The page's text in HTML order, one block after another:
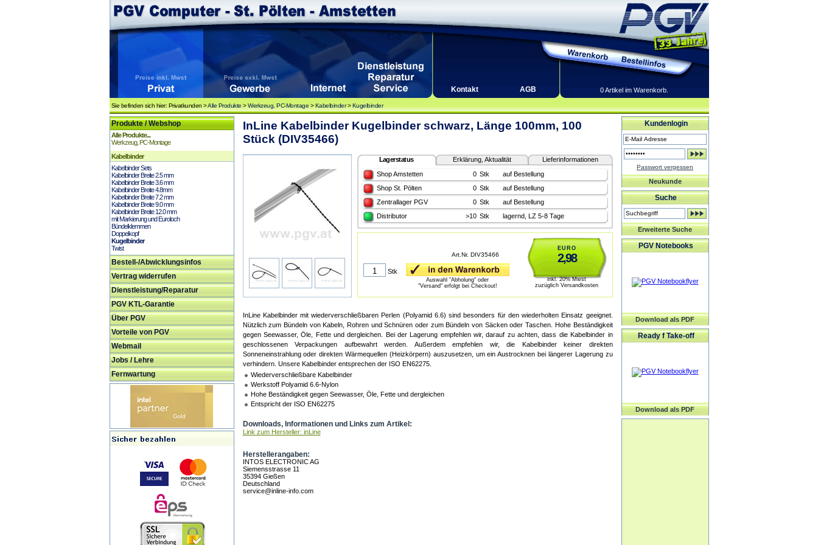
Kontakt AGB 0 Artikel im Warenkorb.
Sie befinden sich hier: Privatkunden >Alle Produkte >Werkzeug, PC-Montage >Kabelbinder>Kugelbinder
Produkte / Webshop
Alle Produkte...
Werkzeug, PC-Montage
Kabelbinder
Kabelbinder Sets
Kabelbinder Breite 2.5 mm
Kabelbinder Breite 3.6 mm
Kabelbinder Breite 4.8mm
Kabelbinder Breite 7.2 mm
Kabelbinder Breite 9.0 mm
Kabelbinder Breite 12.0 mm
mit Markierung und Euroloch
Bündelklemmen
Doppelkopf
Kugelbinder
Twist
Bestell-/Abwicklungsinfos
Vertrag widerrufen
Dienstleistung/Reparatur
PGV KTL-Garantie
Über PGV
Vorteile von PGV
Webmail
Jobs / Lehre
Fernwartung
InLine Kabelbinder Kugelbinder schwarz, Länge 100mm, 100
Stück (DIV35466)
Lagerstatus Erklärung, Aktualität
Lieferinformationen
Shop Amstetten
0 Stk
auf Bestellung
Shop St. Pölten
0 Stk
auf Bestellung
Zentrallager PGV
0 Stk
auf Bestellung
Distributor
>10 Stk lagernd, LZ 5-8 Tage
EURO
2,98
inkl. 20% Mwst
zuzüglich Versandkosten
Art.Nr. DIV35466
Stk
Auswahl "Abholung" oder
"Versand" erfolgt bei Checkout!
InLine Kabelbinder mit wiederverschließbaren Perlen (Polyamid 6.6) sind besonders für den wiederholten Einsatz geeignet.
Nützlich zum Bündeln von Kabeln, Rohren und Schnüren oder zum Bündeln von Säcken oder Taschen. Hohe Beständigkeit
gegen Seewasser, Öle, Fette und dergleichen. Bei der Lagerung empfehlen wir, darauf zu achten, dass die Kabelbinder in
geschlossenen Verpackungen aufbewahrt werden. Außerdem empfehlen wir, die Kabelbinder keiner direkten
Sonneneinstrahlung oder direkten Wärmequellen (Heizkörpern) auszusetzen, um ein Austrocknen bei längerer Lagerung zu
verhindern. Unsere Kabelbinder entsprechen der ISO EN62275.
Wiederverschließbare Kabelbinder
Werkstoff Polyamid 6.6-Nylon
Hohe Beständigkeit gegen Seewasser, Öle, Fette und dergleichen
Entspricht der ISO EN62275
Downloads, Informationen und Links zum Artikel:
Link zum Hersteller: inLine
Herstellerangaben:
INTOS ELECTRONIC AG
Siemensstrasse 11
35394 Gießen
Deutschland
service@inline-info.com
Kundenlogin
Passwort vergessen
Neukunde
Suche
Erweiterte Suche
PGV Notebooks
Download als PDF
Ready f Take-off
Download als PDF